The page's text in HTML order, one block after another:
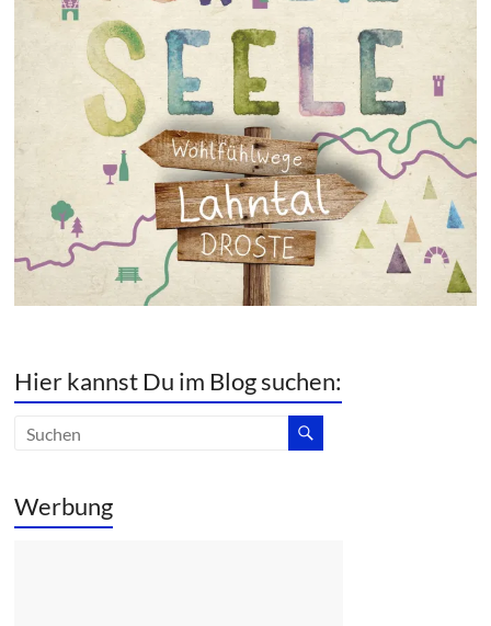
Hier kannst Du im Blog suchen:
Werbung